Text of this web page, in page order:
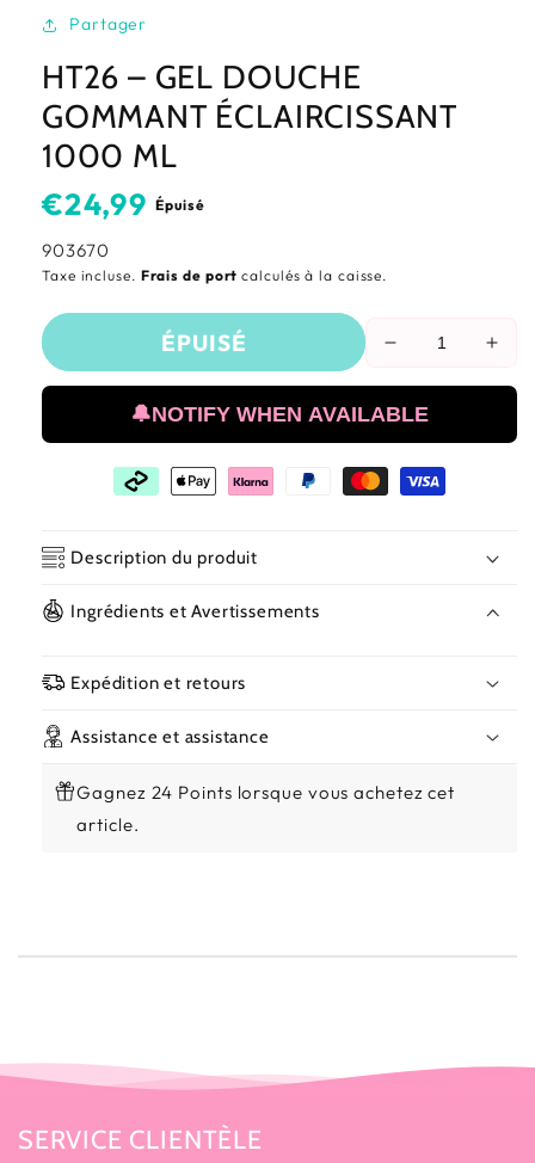
Partager
HT26 – GEL DOUCHE
GOMMANT ÉCLAIRCISSANT
1000 ML
Prix
habituel
€24,99 Épuisé
SKU:
903670
Taxe incluse. Frais de portcalculés à la caisse.
Réduire
quantité
de
Gel
ÉPUISÉ
🔔NOTIFY WHEN AVAILABLE
Description du produit
Ingrédients et Avertissements
Expédition et retours
Assistance et assistance
Gagnez 24 Points lorsque vous achetez cet
article.
SERVICE CLIENTÈLE